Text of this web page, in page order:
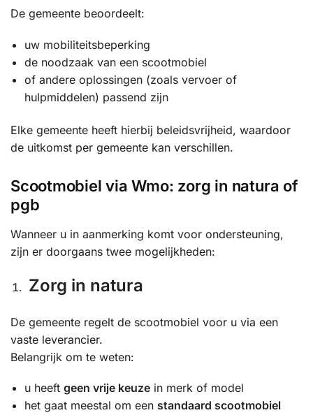
De gemeente beoordeelt:
uw mobiliteitsbeperking
de noodzaak van een scootmobiel
of andere oplossingen (zoals vervoer of
hulpmiddelen) passend zijn
Elke gemeente heeft hierbij beleidsvrijheid, waardoor
de uitkomst per gemeente kan verschillen.
Scootmobiel via Wmo: zorg in natura of
pgb
Wanneer u in aanmerking komt voor ondersteuning,
zijn er doorgaans twee mogelijkheden:
Zorg in natura
De gemeente regelt de scootmobiel voor u via een
vaste leverancier.
Belangrijk om te weten:
u heeft geen vrije keuze in merk of model
het gaat meestal om een standaard scootmobiel